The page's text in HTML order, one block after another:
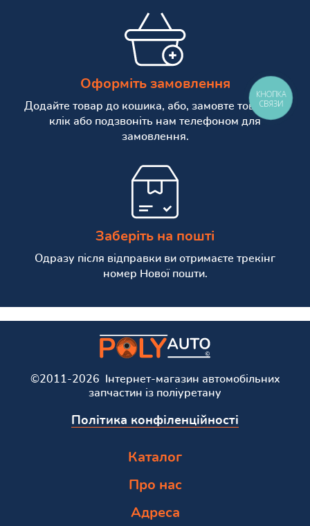
Оформіть замовлення
Додайте товар до кошика, або, замовте товар в 1
клік або подзвоніть нам телефоном для
замовлення.
Заберіть на пошті
Одразу після відправки ви отримаєте трекінг
номер Нової пошти.
©2011-2026 Інтернет-магазин автомобільних
запчастин із поліуретану
Політика конфіленційності
Каталог
Про нас
Адреса
КНОПКА
СВЯЗИ